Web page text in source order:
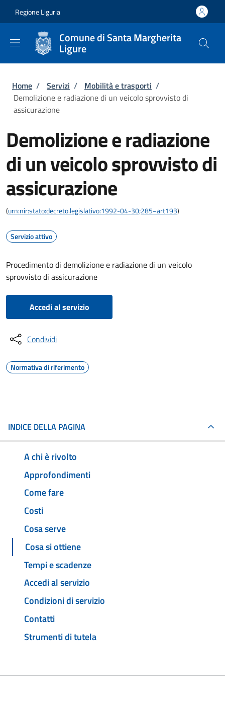
Regione Liguria
Comune di Santa Margherita
Ligure
Briciole di pane
Home / Servizi / Mobilità e trasporti /
Demolizione e radiazione di un veicolo sprovvisto di
assicurazione
Demolizione e radiazione
di un veicolo sprovvisto di
assicurazione
(urn:nir:stato:decreto.legislativo:1992-04-30;285~art193)
Servizio attivo
Procedimento di demolizione e radiazione di un veicolo
sprovvisto di assicurazione
Accedi al servizio
Condividi
Normativa di riferimento
INDICE DELLA PAGINA
A chi è rivolto
Approfondimenti
Come fare
Costi
Cosa serve
Cosa si ottiene
Tempi e scadenze
Accedi al servizio
Condizioni di servizio
Contatti
Strumenti di tutela